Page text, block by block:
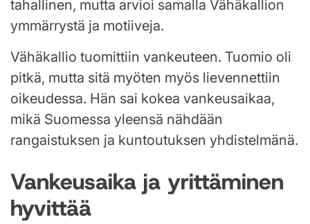
tahallinen, mutta arvioi samalla Vähäkallion
ymmärrystä ja motiiveja.
Vähäkallio tuomittiin vankeuteen. Tuomio oli
pitkä, mutta sitä myöten myös lievennettiin
oikeudessa. Hän sai kokea vankeusaikaa,
mikä Suomessa yleensä nähdään
rangaistuksen ja kuntoutuksen yhdistelmänä.
Vankeusaika ja yrittäminen
hyvittää